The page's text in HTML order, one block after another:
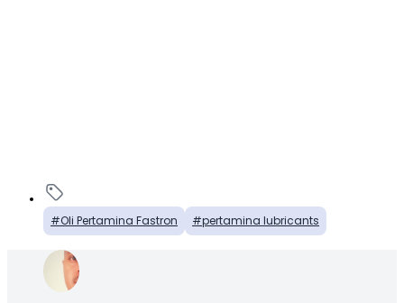
Oli Pertamina Fastron pertamina lubricants